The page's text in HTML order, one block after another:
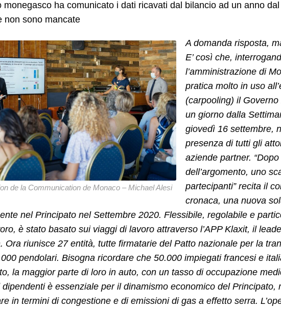
monegasco ha comunicato i dati ricavati dal bilancio ad un anno
non sono mancate
de la Communication de Monaco – Michael Alesi
A domanda risposta,
E’ così che,
l’amministrazione di
pratica molto in uso
(carpooling) il
un giorno dalla
giovedì 16 settembre,
presenza di tutti gli
aziende partner.
dell’argomento, uno
partecipanti” recita il
cronaca, una nuova
nel Principato nel Settembre 2020. Flessibile, regolabile e
è stato basato sui viaggi di lavoro attraverso l’APP Klaxit, il
Ora riunisce 27 entità, tutte firmatarie del Patto nazionale per la
pendolari. Bisogna ricordare che 50.000 impiegati francesi e
la maggior parte di loro in auto, con un tasso di occupazione
dipendenti è essenziale per il dinamismo economico del
in termini di congestione e di emissioni di gas a effetto serra.